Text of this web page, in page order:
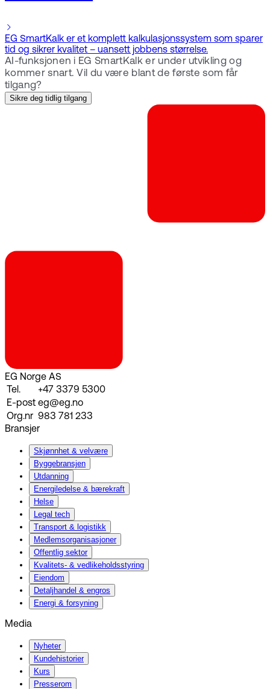
EG SmartKalk er et komplett kalkulasjonssystem som sparer
tid og sikrer kvalitet – uansett jobbens størrelse.
AI-funksjonen i EG SmartKalk er under utvikling og
kommer snart. Vil du være blant de første som får
tilgang?
Sikre deg tidlig tilgang
EG Norge AS
Tel.
+47 3379 5300
E-post eg@eg.no
Org.nr 983 781 233
Bransjer
Skjønnhet & velvære
Byggebransjen
Utdanning
Energiledelse & bærekraft
Helse
Legal tech
Transport & logistikk
Medlemsorganisasjoner
Offentlig sektor
Kvalitets- & vedlikeholdsstyring
Eiendom
Detaljhandel & engros
Energi & forsyning
Media
Nyheter
Kundehistorier
Kurs
Presserom